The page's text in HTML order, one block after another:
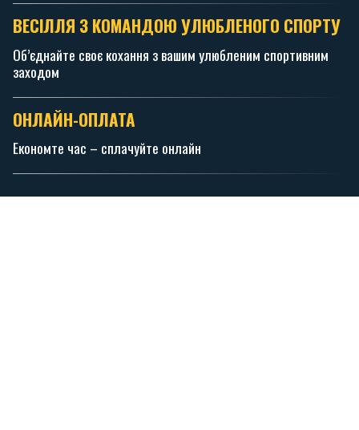
ВЕСІЛЛЯ З КОМАНДОЮ УЛЮБЛЕНОГО СПОРТУ
Об’єднайте своє кохання з вашим улюбленим спортивним
заходом
ОНЛАЙН-ОПЛАТА
Економте час – сплачуйте онлайн